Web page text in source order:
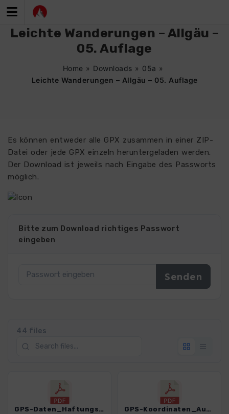
Inhalt
springen
Leichte Wanderungen – Allgäu –
05. Auflage
Home » Downloads » 05a »
Leichte Wanderungen – Allgäu – 05. Auflage
Es können entweder alle GPX zusammen in einer ZIP-
Datei oder jede GPX einzeln heruntergeladen werden.
Der Download ist jeweils nach Eingabe des Passworts
möglich.
Bitte zum Download richtiges Passwort
eingeben
44 files
GPS-Daten_Haftungsausschluss-Nutzungsbedingungen_WB_Leichte Wanderungen Allgaeu_3088_5.pdf GPS-Koordinaten_Ausgangspunkte_WB_Leichte Wanderungen Allgaeu_3088_5.pdf